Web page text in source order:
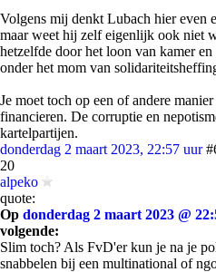
Volgens mij denkt Lubach hier even
maar weet hij zelf eigenlijk ook niet
hetzelfde door het loon van kamer
onder het mom van
Je moet toch op een of andere
financieren. De corruptie en
kartelpartijen.
donderdag 2 maart 2023, 22:57 uur
20
alpeko
quote:
Op donderdag 2 maart 2023 @
volgende:
Slim toch? Als FvD'er kun je na je
snabbelen bij een multinational of